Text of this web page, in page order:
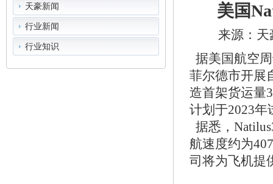
天豪新闻
行业新闻
行业知识
美国
来源： 天
据美国航空
菲尔德市开展
造首架货运量
计划于2023年
据悉，
航速度约为
司将为飞机提